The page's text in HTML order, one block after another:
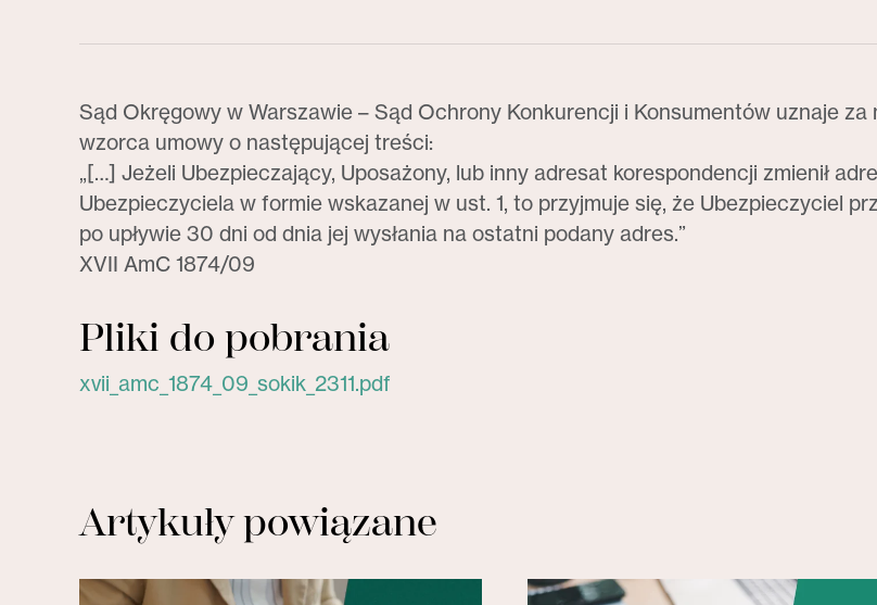
Sąd Okręgowy w Warszawie – Sąd Ochrony Konkurencji i Konsumentów uznaje
wzorca umowy o następującej treści:
„[…] Jeżeli Ubezpieczający, Uposażony, lub inny adresat korespondencji zmienił
Ubezpieczyciela w formie wskazanej w ust. 1, to przyjmuje się, że Ubezpieczyciel
po upływie 30 dni od dnia jej wysłania na ostatni podany adres.”
XVII AmC 1874/09
Pliki do pobrania
xvii_amc_1874_09_sokik_2311.pdf
Artykuły powiązane